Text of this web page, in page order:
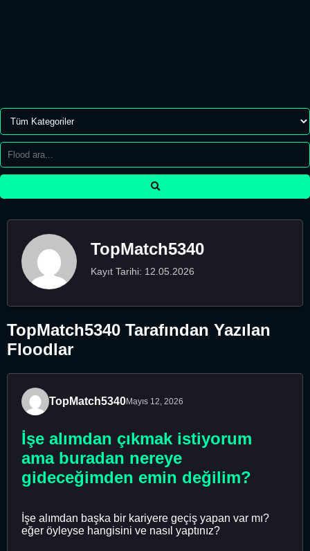
TopMatch5340
Kayıt Tarihi: 12.05.2026
TopMatch5340 Tarafından Yazılan
Floodlar
TopMatch5340Mayıs 12, 2026
İşe alımdan çıkmak istiyorum
ama buradan nereye
gideceğimden emin değilim?
İşe alımdan başka bir kariyere geçiş yapan var mı?
eğer öyleyse hangisini ve nasıl yaptınız?